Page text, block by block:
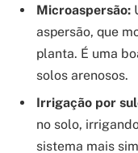
Microaspersão:
aspersão, que
planta. É uma
solos arenosos.
Irrigação por
no solo,
sistema mais